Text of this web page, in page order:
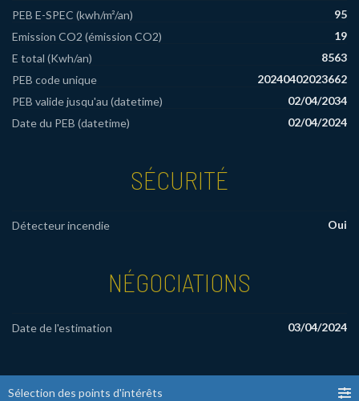
PEB E-SPEC (kwh/m²/an)
95
Emission CO2 (émission CO2)
19
E total (Kwh/an)
8563
PEB code unique
20240402023662
PEB valide jusqu'au (datetime)
02/04/2034
Date du PEB (datetime)
02/04/2024
SÉCURITÉ
Détecteur incendie Oui
NÉGOCIATIONS
Date de l'estimation 03/04/2024
Sélection des points d'intérêts